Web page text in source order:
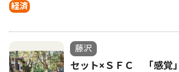
経済
藤沢
セット×ＳＦＣ 「感覚